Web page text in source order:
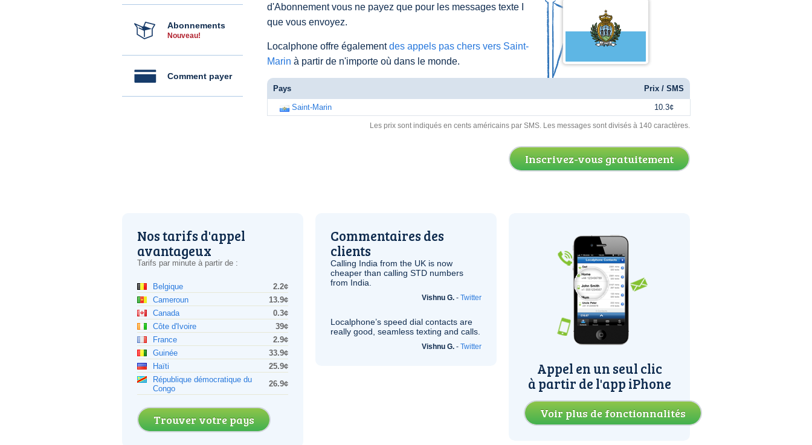
Abonnements
Nouveau!
Comment payer
d'Abonnement vous ne payez que pour les messages texte I
que vous envoyez.
Localphone offre égalementdes appels pas chers vers Saint-
Marin à partir de n'importe où dans le monde.
Pays Prix / SMS
Saint-Marin 10.3¢
Les prix sont indiqués en cents américains par SMS. Les messages sont divisés à 140 caractères.
Inscrivez-vous gratuitement
Nos tarifs d'appel
avantageux
Tarifs par minute à partir de :
Belgique
2.2¢
Cameroun
13.9¢
Canada
0.3¢
Côte d'Ivoire
39¢
France
2.9¢
Guinée
33.9¢
Haïti
25.9¢
République démocratique du
Congo
26.9¢
Trouver votre pays
Commentaires des
clients
Calling India from the UK is now
cheaper than calling STD numbers
from India.
Vishnu G. - Twitter
Localphone’s speed dial contacts are
really good, seamless texting and calls.
Vishnu G. - Twitter
Appel en un seul clic
à partir de l'app iPhone
Voir plus de fonctionnalités